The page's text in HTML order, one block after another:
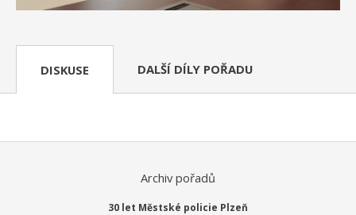
DISKUSE DALŠÍ DÍLY POŘADU
Archiv pořadů
30 let Městské policie Plzeň